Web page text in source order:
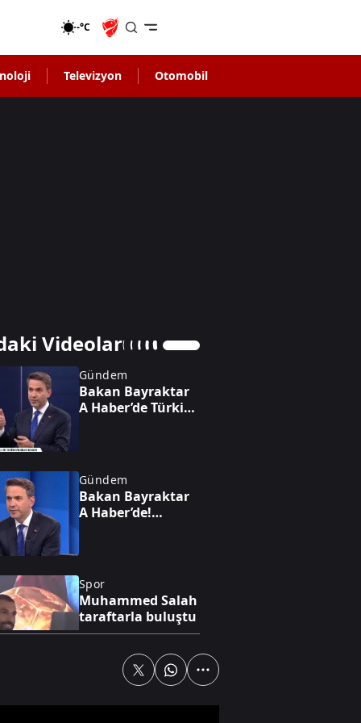
-°C
Televizyon Otomobil
Videolar
Gündem
Bakan Bayraktar
A Haber’de Türkiye
Türk gazında
Gündem
Bakan Bayraktar
A Haber’de!
Bulgaristan'da
sahaya iniyor
Spor
Muhammed Salah
taraftarla buluştu
Bakan